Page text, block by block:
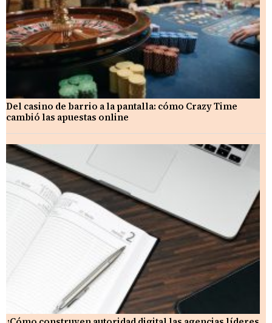
Del casino de barrio a la pantalla: cómo Crazy Time
cambió las apuestas online